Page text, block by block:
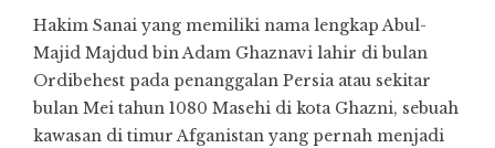
Hakim Sanai yang memiliki nama lengkap Abul-
Majid Majdud bin Adam Ghaznavi lahir di bulan
Ordibehest pada penanggalan Persia atau sekitar
bulan Mei tahun 1080 Masehi di kota Ghazni, sebuah
kawasan di timur Afganistan yang pernah menjadi